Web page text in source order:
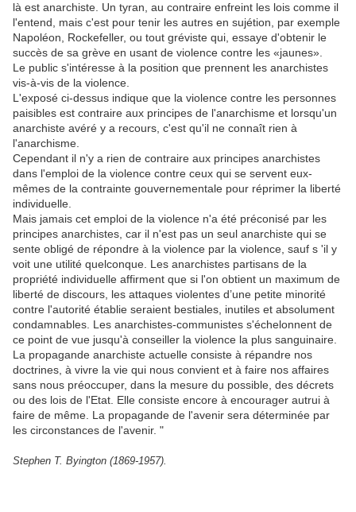
là est anarchiste. Un tyran, au contraire enfreint les lois comme il
l'entend, mais c'est pour tenir les autres en sujétion, par exemple
Napoléon, Rockefeller, ou tout gréviste qui, essaye d'obtenir le
succès de sa grève en usant de violence contre les «jaunes».
Le public s'intéresse à la position que prennent les anarchistes
vis-à-vis de la violence.
L'exposé ci-dessus indique que la violence contre les personnes
paisibles est contraire aux principes de l'anarchisme et lorsqu'un
anarchiste avéré y a recours, c'est qu'il ne connaît rien à
l'anarchisme.
Cependant il n'y a rien de contraire aux principes anarchistes
dans l'emploi de la violence contre ceux qui se servent eux-
mêmes de la contrainte gouvernementale pour réprimer la liberté
individuelle.
Mais jamais cet emploi de la violence n'a été préconisé par les
principes anarchistes, car il n'est pas un seul anarchiste qui se
sente obligé de répondre à la violence par la violence, sauf s 'il y
voit une utilité quelconque. Les anarchistes partisans de la
propriété individuelle affirment que si l'on obtient un maximum de
liberté de discours, les attaques violentes d’une petite minorité
contre l'autorité établie seraient bestiales, inutiles et absolument
condamnables. Les anarchistes-communistes s'échelonnent de
ce point de vue jusqu'à conseiller la violence la plus sanguinaire.
La propagande anarchiste actuelle consiste à répandre nos
doctrines, à vivre la vie qui nous convient et à faire nos affaires
sans nous préoccuper, dans la mesure du possible, des décrets
ou des lois de l'Etat. Elle consiste encore à encourager autrui à
faire de même. La propagande de l'avenir sera déterminée par
les circonstances de l'avenir. "
Stephen T. Byington (1869-1957).